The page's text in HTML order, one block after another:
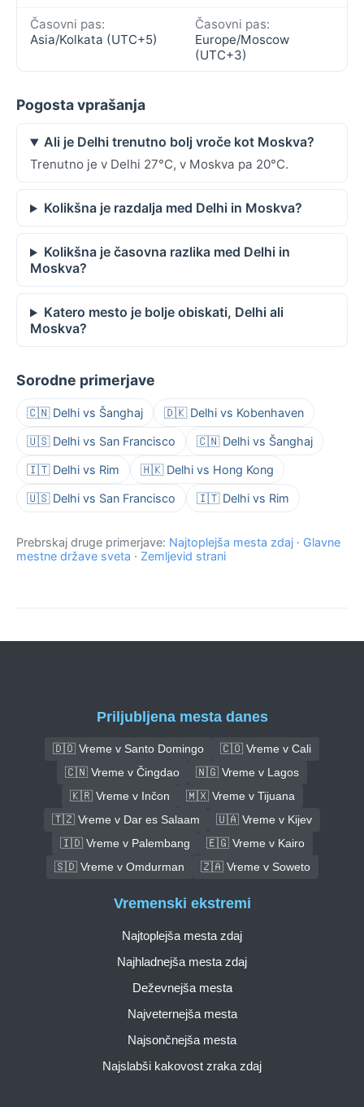
Časovni pas:
Asia/Kolkata (UTC+5)
Časovni pas:
Europe/Moscow
(UTC+3)
Pogosta vprašanja
Ali je Delhi trenutno bolj vroče kot Moskva?
Trenutno je v Delhi 27°C, v Moskva pa 20°C.
Kolikšna je razdalja med Delhi in Moskva?
Kolikšna je časovna razlika med Delhi in
Moskva?
Katero mesto je bolje obiskati, Delhi ali
Moskva?
Sorodne primerjave
🇨🇳 Delhi vs Šanghaj 🇩🇰 Delhi vs Kobenhaven
🇺🇸 Delhi vs San Francisco 🇨🇳 Delhi vs Šanghaj
🇮🇹 Delhi vs Rim 🇭🇰 Delhi vs Hong Kong
🇺🇸 Delhi vs San Francisco 🇮🇹 Delhi vs Rim
Prebrskaj druge primerjave: Najtoplejša mesta zdaj · Glavne
mestne države sveta · Zemljevid strani
Priljubljena mesta danes
🇩🇴 Vreme v Santo Domingo
🇨🇴 Vreme v Cali
🇨🇳 Vreme v Čingdao
🇳🇬 Vreme v Lagos
🇰🇷 Vreme v Inčon
🇲🇽 Vreme v Tijuana
🇹🇿 Vreme v Dar es Salaam
🇺🇦 Vreme v Kijev
🇮🇩 Vreme v Palembang
🇪🇬 Vreme v Kairo
🇸🇩 Vreme v Omdurman
🇿🇦 Vreme v Soweto
Vremenski ekstremi
Najtoplejša mesta zdaj
Najhladnejša mesta zdaj
Deževnejša mesta
Najveternejša mesta
Najsončnejša mesta
Najslabši kakovost zraka zdaj